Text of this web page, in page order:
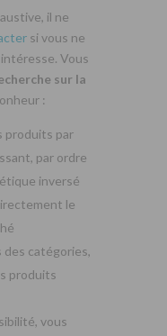
il ne
si vous ne
Vous
sur la
:
produits par
par ordre
inversé
le
des catégories,
produits
vous